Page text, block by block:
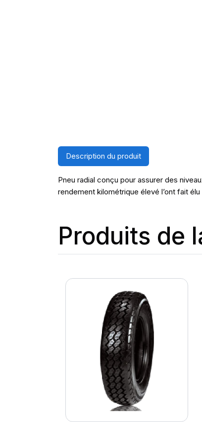
Description du produit
Pneu radial conçu pour assurer des
rendement kilométrique élevé l’ont fait
Produits de